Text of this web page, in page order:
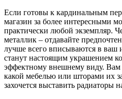
Если готовы к кардинальным
магазин за более интересными
практически любой экземпляр.
металлик – отдавайте
лучше всего вписываются в ваш
станут настоящим украшением
эффектному внешнему виду. Вам
какой мебелью или шторами их
захочется выставить радиаторы